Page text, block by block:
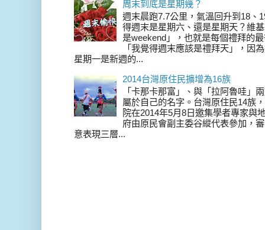
周末到底是星期幾？
週末晨跑7.7公里，氣溫回升到18、
得週末是星期六、還是星期天？維
是weekend」，也就是每個禮拜的
「我覺得週末應該是禮拜天」，因
星期一是新週的...
2014台灣原住民擴增為16族
「卡那卡那富」、與「拉阿魯哇」
屬於自己的名字。台灣原住民14族
院在2014年5月8日邀集學者專家與
府由原民會副主委谷縱代表參加，
意表現三層...